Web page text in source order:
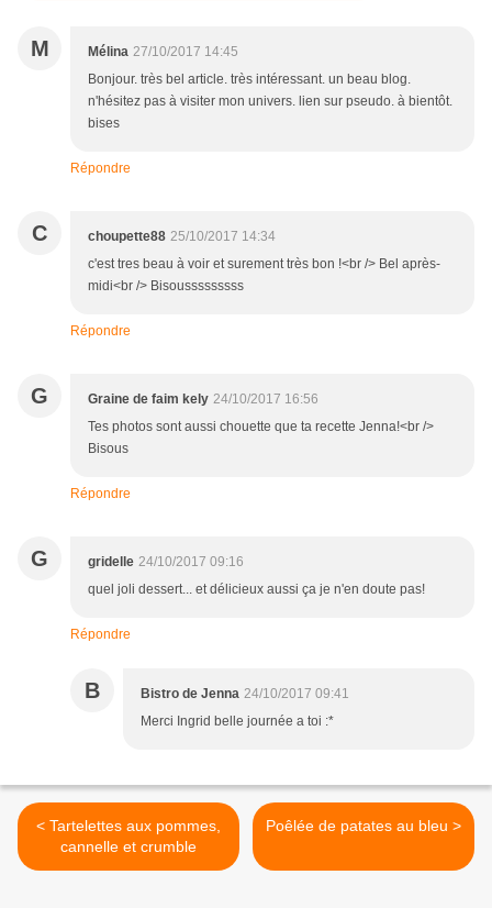
M Mélina 27/10/2017 14:45
Bonjour. très bel article. très intéressant. un beau blog.
n'hésitez pas à visiter mon univers. lien sur pseudo. à bientôt.
bises
Répondre
C choupette88 25/10/2017 14:34
c'est tres beau à voir et surement très bon !<br /> Bel après-
midi<br /> Bisousssssssss
Répondre
G Graine de faim kely 24/10/2017 16:56
Tes photos sont aussi chouette que ta recette Jenna!<br />
Bisous
Répondre
G gridelle 24/10/2017 09:16
quel joli dessert... et délicieux aussi ça je n'en doute pas!
Répondre
B Bistro de Jenna 24/10/2017 09:41
Merci Ingrid belle journée a toi :*
< Tartelettes aux pommes,
cannelle et crumble
Poêlée de patates au bleu >